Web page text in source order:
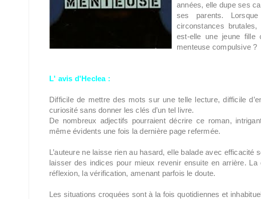
années, elle dupe ses
ses parents.
circonstances
est-elle une jeune
menteuse compulsive ?
L' avis d'Heclea :
Difficile de mettre des mots sur une telle lecture, difficile
curiosité sans donner les clés d’un tel livre.
De nombreux adjectifs pourraient décrire ce roman,
même évidents une fois la dernière page refermée.
L’auteure ne laisse rien au hasard, elle balade avec
laisser des indices pour mieux revenir ensuite en arrière. La
réflexion, la vérification, amenant parfois le doute.
Les situations croquées sont à la fois quotidiennes et